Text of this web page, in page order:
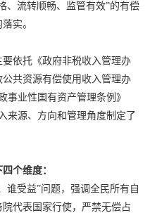
、流转顺畅、监管有效”的有偿
实。
要依托《政府非税收入管理办
公共资源有偿使用收入管理办
事业性国有资产管理条例》
来源、方向和管理角度制定了
个维度：
谁受益”问题，强调全民所有自
代表国家行使，严禁无偿占